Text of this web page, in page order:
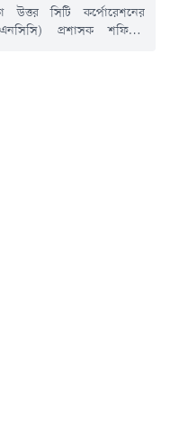
উত্তর সিটি কর্পোরেশনের
প্রশাসক শফিকুল